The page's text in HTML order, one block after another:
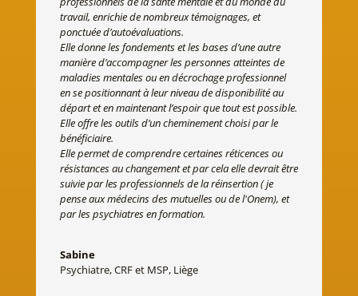
travail, enrichie de nombreux témoignages, et
ponctuée d’autoévaluations.
Elle donne les fondements et les bases d’une autre
manière d’accompagner les personnes atteintes de
maladies mentales ou en décrochage professionnel
en se positionnant à leur niveau de disponibilité au
départ et en maintenant l’espoir que tout est possible.
Elle offre les outils d’un cheminement choisi par le
bénéficiaire.
Elle permet de comprendre certaines réticences ou
résistances au changement et par cela elle devrait être
suivie par les professionnels de la réinsertion ( je
pense aux médecins des mutuelles ou de l'Onem), et
par les psychiatres en formation.
Sabine
Psychiatre,CRF et MSP, Liège